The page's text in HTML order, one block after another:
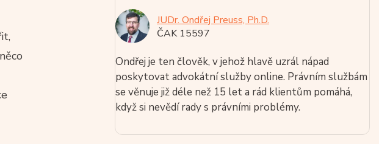
JUDr. Ondřej Preuss, Ph.D.
ČAK 15597
Ondřej je ten člověk, v jehož hlavě uzrál nápad
poskytovat advokátní služby online. Právním službám
se věnuje již déle než 15 let a rád klientům pomáhá,
když si nevědí rady s právními problémy.